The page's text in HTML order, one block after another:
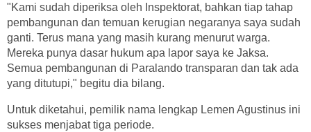
"Kami sudah diperiksa oleh Inspektorat, bahkan tiap tahap
pembangunan dan temuan kerugian negaranya saya sudah
ganti. Terus mana yang masih kurang menurut warga.
Mereka punya dasar hukum apa lapor saya ke Jaksa.
Semua pembangunan di Paralando transparan dan tak ada
yang ditutupi," begitu dia bilang.
Untuk diketahui, pemilik nama lengkap Lemen Agustinus ini
sukses menjabat tiga periode.